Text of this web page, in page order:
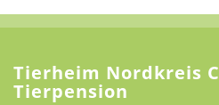
Tierheim Nordkreis
Tierpension